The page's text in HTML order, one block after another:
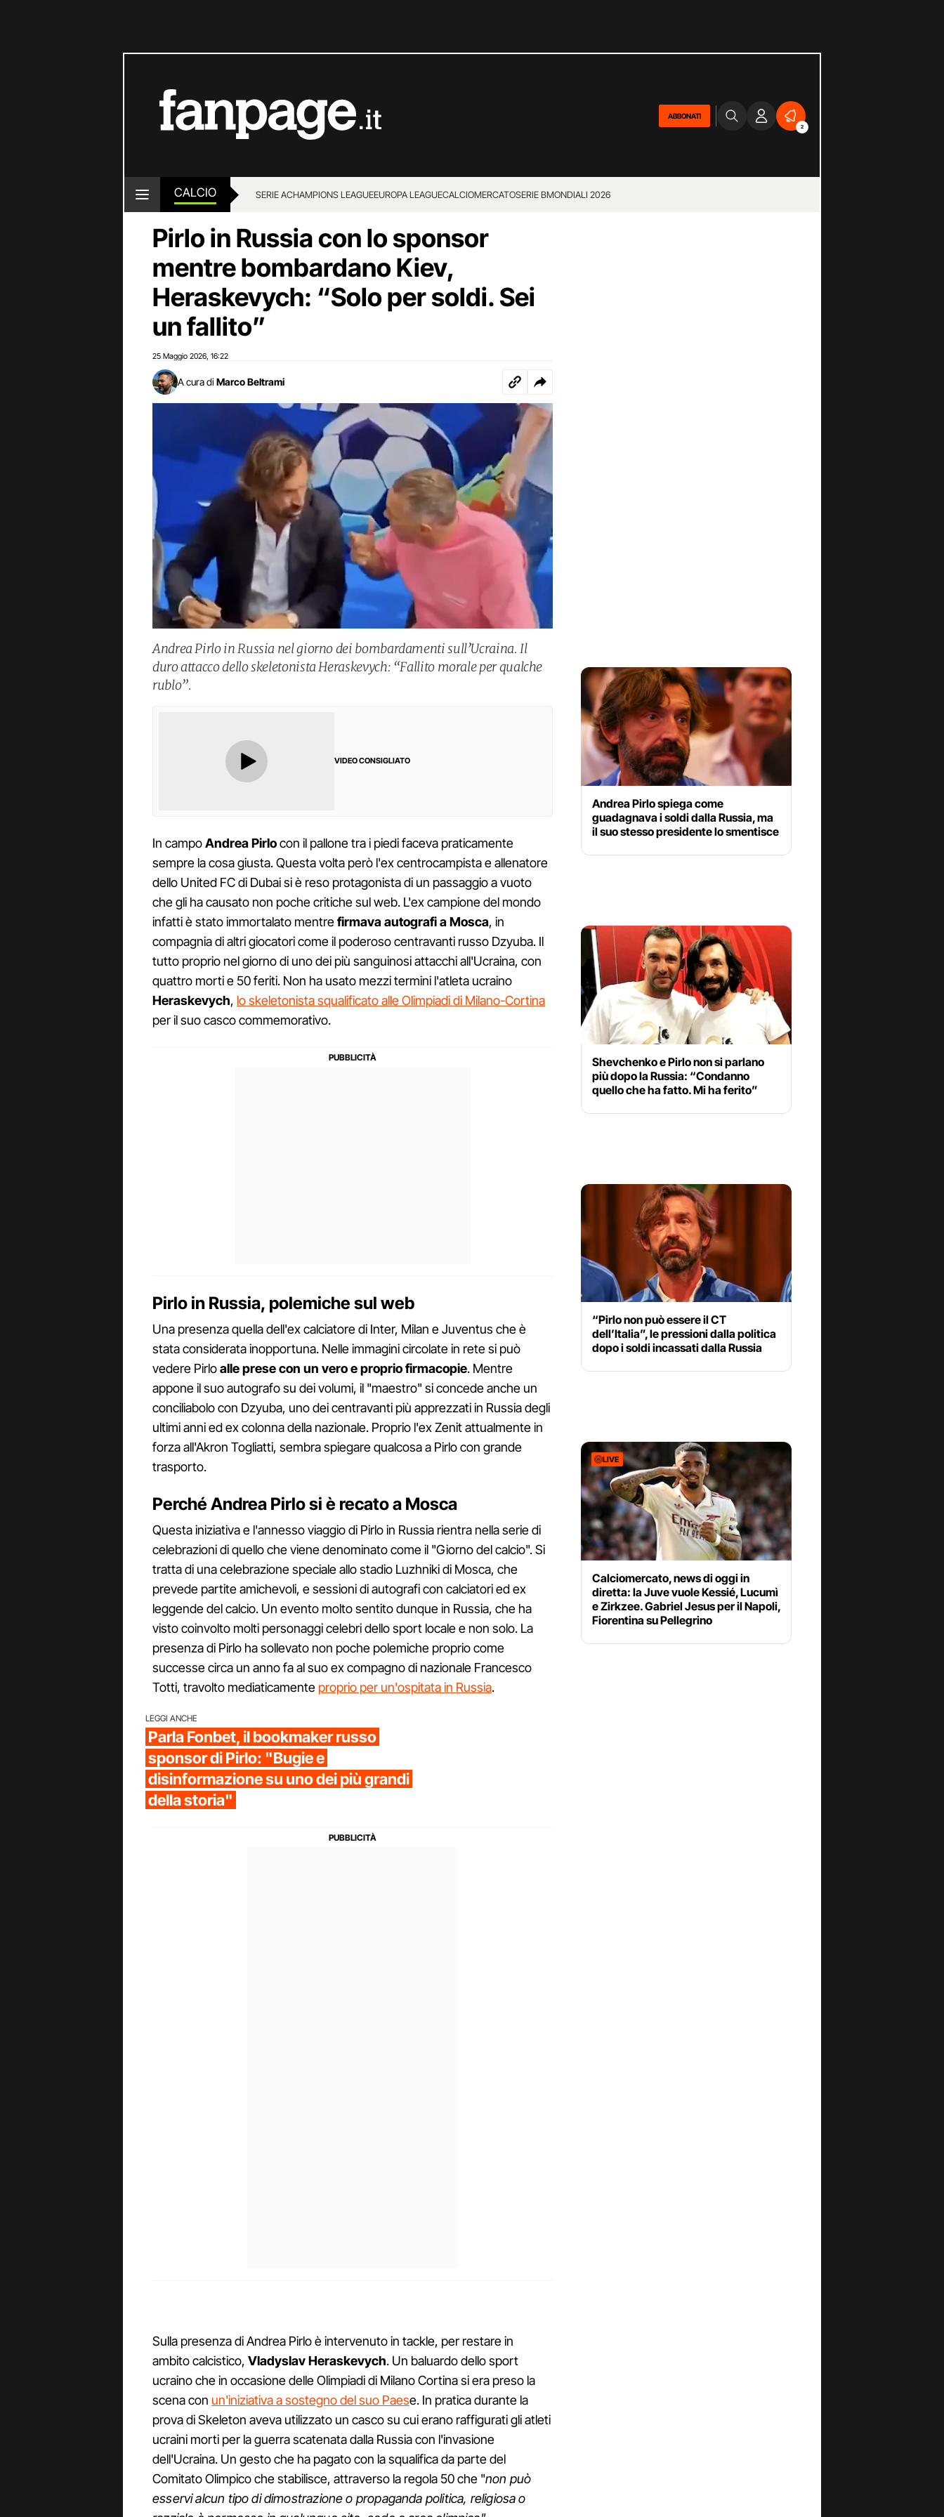
ABBONATI
2
CALCIO SERIE ACHAMPIONS LEAGUEEUROPA LEAGUECALCIOMERCATOSERIE BMONDIALI 2026
Pirlo in Russia con lo sponsor
mentre bombardano Kiev,
Heraskevych: “Solo per soldi. Sei
un fallito”
25 Maggio 2026 16:22
A cura di Marco Beltrami
Andrea Pirlo in Russia nel giorno dei bombardamenti sull’Ucraina. Il
duro attacco dello skeletonista Heraskevych: “Fallito morale per qualche
rublo”.
VIDEO CONSIGLIATO
In campoAndrea Pirlocon il pallone tra i piedi faceva praticamente
sempre la cosa giusta. Questa volta però l'ex centrocampista e allenatore
dello United FC di Dubai si è reso protagonista di un passaggio a vuoto
che gli ha causato non poche critiche sul web. L'ex campione del mondo
infatti è stato immortalato mentrefirmava autografi a Mosca, in
compagnia di altri giocatori come il poderoso centravanti russo Dzyuba. Il
tutto proprio nel giorno di uno dei più sanguinosi attacchi all'Ucraina, con
quattro morti e 50 feriti. Non ha usato mezzi termini l'atleta ucraino
Heraskevych, lo skeletonista squalificato alle Olimpiadi di Milano-Cortina
per il suo casco commemorativo.
Pirlo in Russia, polemiche sul web
Una presenza quella dell'ex calciatore di Inter, Milan e Juventus che è
stata considerata inopportuna. Nelle immagini circolate in rete si può
vedere Pirloalle prese con un vero e proprio firmacopie. Mentre
appone il suo autografo su dei volumi, il "maestro" si concede anche un
conciliabolo con Dzyuba, uno dei centravanti più apprezzati in Russia degli
ultimi anni ed ex colonna della nazionale. Proprio l'ex Zenit attualmente in
forza all'Akron Togliatti, sembra spiegare qualcosa a Pirlo con grande
trasporto.
Perché Andrea Pirlo si è recato a Mosca
Questa iniziativa e l'annesso viaggio di Pirlo in Russia rientra nella serie di
celebrazioni di quello che viene denominato come il "Giorno del calcio". Si
tratta di una celebrazione speciale allo stadio Luzhniki di Mosca, che
prevede partite amichevoli, e sessioni di autografi con calciatori ed ex
leggende del calcio. Un evento molto sentito dunque in Russia, che ha
visto coinvolto molti personaggi celebri dello sport locale e non solo. La
presenza di Pirlo ha sollevato non poche polemiche proprio come
successe circa un anno fa al suo ex compagno di nazionale Francesco
Totti, travolto mediaticamente proprio per un'ospitata in Russia.
LEGGI ANCHE
Parla Fonbet, il bookmaker russo
sponsor di Pirlo: "Bugie e
disinformazione su uno dei più grandi
della storia"
Sulla presenza di Andrea Pirlo è intervenuto in tackle, per restare in
ambito calcistico, Vladyslav Heraskevych. Un baluardo dello sport
ucraino che in occasione delle Olimpiadi di Milano Cortina si era preso la
scena con un'iniziativa a sostegno del suo Paese. In pratica durante la
prova di Skeleton aveva utilizzato un casco su cui erano raffigurati gli atleti
ucraini morti per la guerra scatenata dalla Russia con l'invasione
dell'Ucraina. Un gesto che ha pagato con la squalifica da parte del
Comitato Olimpico che stabilisce, attraverso la regola 50 che "non può
esservi alcun tipo di dimostrazione o propaganda politica, religiosa o
Andrea Pirlo spiega come
guadagnava i soldi dalla Russia, ma
il suo stesso presidente lo smentisce
Shevchenko e Pirlo non si parlano
più dopo la Russia: “Condanno
quello che ha fatto. Mi ha ferito”
“Pirlo non può essere il CT
dell’Italia”, le pressioni dalla politica
dopo i soldi incassati dalla Russia
LIVE
Calciomercato, news di oggi in
diretta: la Juve vuole Kessié, Lucumì
e Zirkzee. Gabriel Jesus per il Napoli,
Fiorentina su Pellegrino